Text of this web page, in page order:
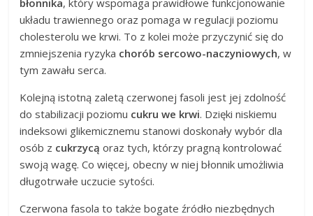
układu trawiennego oraz pomaga w regulacji poziomu
cholesterolu we krwi. To z kolei może przyczynić się do
zmniejszenia ryzyka chorób sercowo-naczyniowych, w
tym zawału serca.
Kolejną istotną zaletą czerwonej fasoli jest jej zdolność
do stabilizacji poziomu cukru we krwi. Dzięki niskiemu
indeksowi glikemicznemu stanowi doskonały wybór dla
osób z cukrzycą oraz tych, którzy pragną kontrolować
swoją wagę. Co więcej, obecny w niej błonnik umożliwia
długotrwałe uczucie sytości.
Czerwona fasola to także bogate źródło niezbędnych